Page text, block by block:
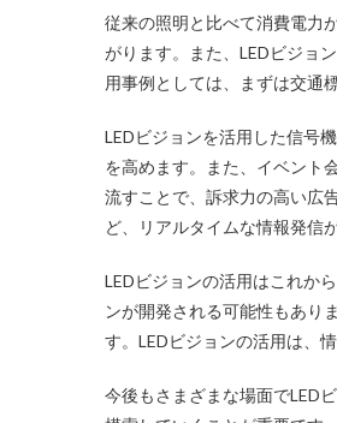
従来の照明と比べて消費電力
がります。また、LEDビジョ
用事例としては、まずは交通
LEDビジョンを活用した信号
を高めます。また、イベント
流すことで、訴求力の高い広
ど、リアルタイムな情報発信
LEDビジョンの活用はこれか
ンが開発される可能性もあり
す。LEDビジョンの活用は、
今後もさまざまな場面でLED